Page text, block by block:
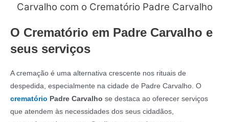
Carvalho com o Crematório Padre Carvalho
O Crematório em Padre Carvalho e
seus serviços
A cremação é uma alternativa crescente nos rituais de
despedida, especialmente na cidade de Padre Carvalho. O
crematório Padre Carvalho se destaca ao oferecer serviços
que atendem às necessidades dos seus cidadãos,